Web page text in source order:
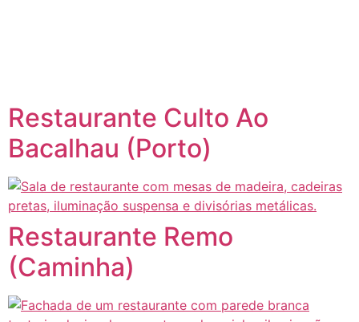
Restaurante Culto Ao
Bacalhau (Porto)
Restaurante Remo
(Caminha)